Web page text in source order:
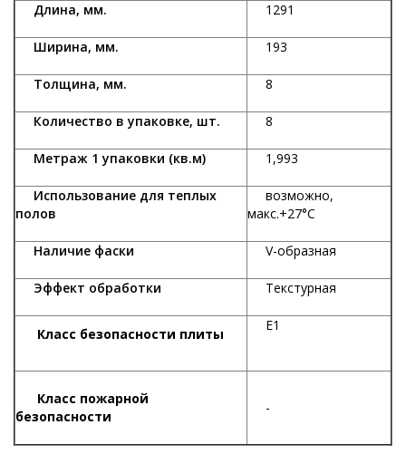
Длина, мм. 1291
Ширина, мм. 193
Толщина, мм. 8
Количество в упаковке, шт. 8
Метраж 1 упаковки (кв.м) 1,993
Использование для теплых
полов
возможно,
макс.+27°С
Наличие фаски V-образная
Эффект обработки Текстурная
Класс безопасности плиты
Е1
Класс пожарной
безопасности
-